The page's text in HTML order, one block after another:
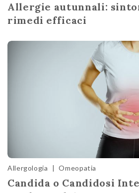
Allergie autunnali:
rimedi efficaci
Allergologia | Omeopatia
Candida o Candidosi